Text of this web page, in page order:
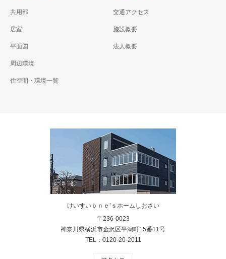
共用部
居室
平面図
周辺環境
住空間・環境一覧
交通アクセス
施設概要
法人概要
けいすいｏｎｅ’ｓホームしおさい
〒236-0023
神奈川県横浜市金沢区平潟町15番11号
TEL：0120-20-2011